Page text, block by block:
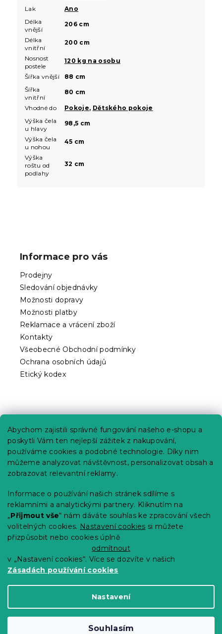
Abychom zajistili správné fungování našeho e-shopu a
poskytli Vám ten nejlepší zážitek z nakupování,
používáme cookies a podobné technologie. Díky nim
můžeme analyzovat návštěvnost, personalizovat obsah a
zobrazovat relevantní reklamy.
Informace o používání našich stránek sdílíme s
reklamními a analytickými partnery. Kliknutím na
„Přijmout vše“ nám dáváte souhlas ke zpracování všech
volitelných cookies. Nastavení cookies si můžete
přizpůsobit nebo cookies úplně
odmítnout
v „Nastavení cookies“. Více se dozvíte v našich
Zásadách používání cookies
Nastavení
Souhlasím
Lak
Ano
Délka
vnější
206 cm
Délka
vnitřní
200 cm
Nosnost
postele
120 kg na osobu
Šířka vnější
88 cm
Šířka
vnitřní
80 cm
Vhodné do Pokoje, Dětského pokoje
Výška čela
u hlavy
98,5 cm
Výška čela
u nohou
45 cm
Výška
roštu od
podlahy
32 cm
Informace pro vás
Prodejny
Sledování objednávky
Možnosti dopravy
Možnosti platby
Reklamace a vrácení zboží
Kontakty
Všeobecné Obchodní podmínky
Ochrana osobních údajů
Etický kodex
Kariéra
Poptávky a B2B spolupráce
Proč se u nás registrovat?
Věrnostní program - Sleva až 10 %
Návody
Tabulky velikostí
Blog
Copyright 2026Výprodej povlečení. Všechna
práva vyhrazena.Upravit nastavení cookies